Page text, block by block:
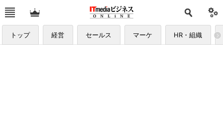
トップ 経営 セールス マーケ HR・組織